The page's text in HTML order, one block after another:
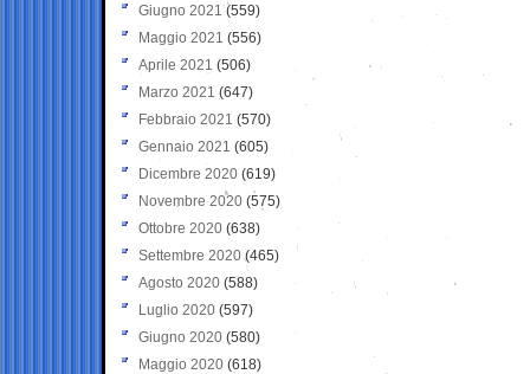
Giugno 2021(559)
Maggio 2021 (556)
Aprile 2021 (506)
Marzo 2021 (647)
Febbraio 2021 (570)
Gennaio 2021 (605)
Dicembre 2020 (619)
Novembre 2020 (575)
Ottobre 2020 (638)
Settembre 2020(465)
Agosto 2020 (588)
Luglio 2020 (597)
Giugno 2020 (580)
Maggio 2020 (618)